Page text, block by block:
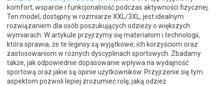
komfort, wsparcie i funkcjonalność podczas aktywności fizycznej.
Ten model, dostępny w rozmiarze XXL/3XL, jest idealnym
rozwiązaniem dla osób poszukujących odzieży o większych
wymiarach. W artykule przyjrzymy się materiałom i technologii,
która sprawia, że te leginsy są wyjątkowe, ich korzyściom oraz
zastosowaniom w różnych dyscyplinach sportowych. Zbadamy
także, jak odpowiednie dopasowanie wpływa na wydajność
sportową oraz jakie są opinie użytkowników. Przyjrzenie się tym
aspektom pozwoli lepiej zrozumieć rolę, jaką odzież